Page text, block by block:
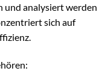
und analysiert werden
sich auf